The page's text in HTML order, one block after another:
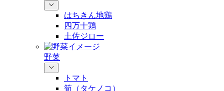
はちきん地鶏
四万十鶏
土佐ジロー
野菜
トマト
筍（タケノコ）